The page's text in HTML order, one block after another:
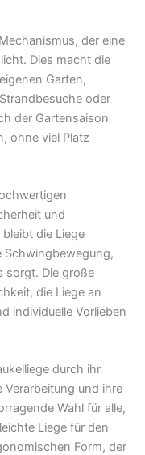
der eine
Dies macht die
Garten,
oder
der Gartensaison
ohne viel Platz
und
die Liege
sorgt. Die große
die Liege an
individuelle Vorlieben
durch ihr
und ihre
Wahl für alle,
Liege für den
Form, der